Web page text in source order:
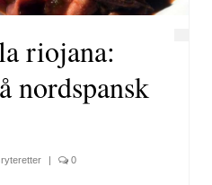
riojana:
nordspansk
| 0